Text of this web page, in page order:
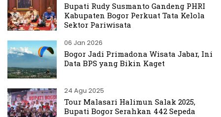
Bupati Rudy Susmanto Gandeng PHRI
Kabupaten Bogor Perkuat Tata Kelola
Sektor Pariwisata
06 Jan 2026
Bogor Jadi Primadona Wisata Jabar, Ini
Data BPS yang Bikin Kaget
24 Agu 2025
Tour Malasari Halimun Salak 2025,
Bupati Bogor Serahkan 442 Sepeda